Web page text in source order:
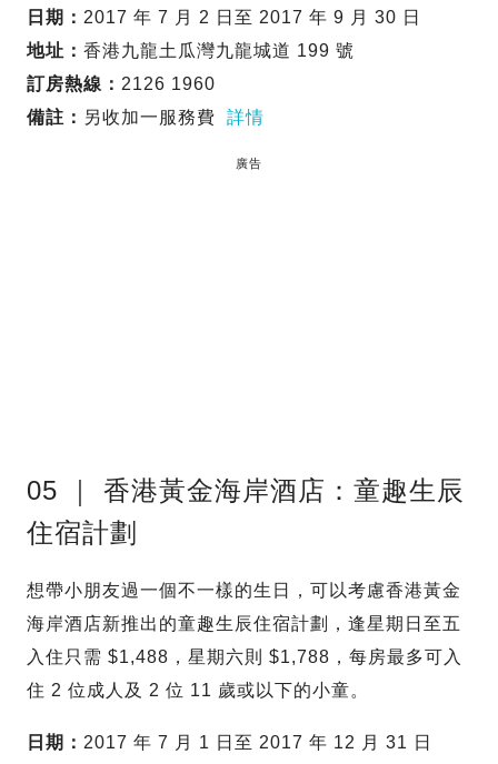
日期： 2017 年 7 月 2 日至 2017 年 9 月 30 日
地址： 香港九龍土瓜灣九龍城道 199 號
訂房熱線： 2126 1960
備註： 另收加一服務費 詳情
廣告
05 ｜ 香港黃金海岸酒店：童趣生辰
住宿計劃
想帶小朋友過一個不一樣的生日，可以考慮香港黃金
海岸酒店新推出的童趣生辰住宿計劃，逢星期日至五
入住只需 $1,488，星期六則 $1,788，每房最多可入
住 2 位成人及 2 位 11 歲或以下的小童。
日期： 2017 年 7 月 1 日至 2017 年 12 月 31 日